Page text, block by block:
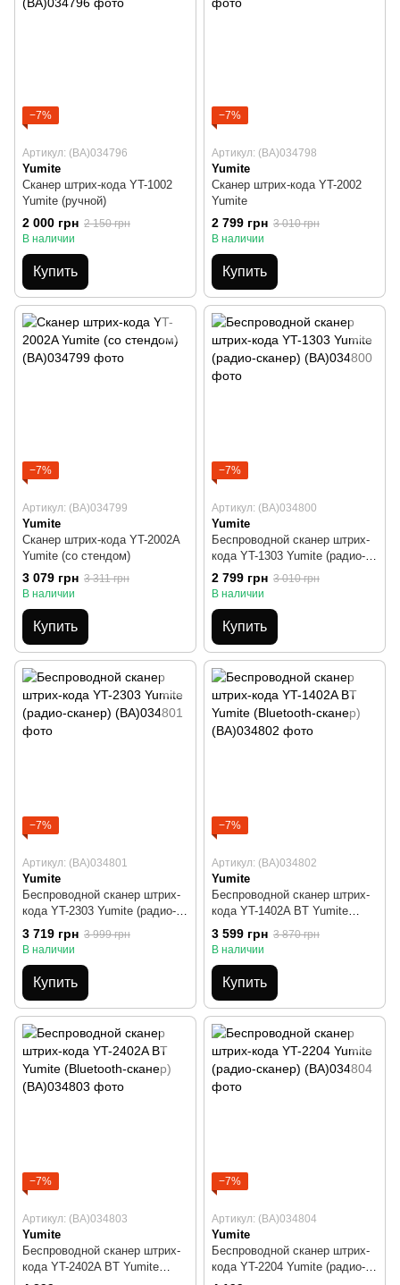
−7%
Артикул: (BA)034796
Yumite
Сканер штрих-кода YT-1002
Yumite (ручной)
2 000 грн 2 150 грн
В наличии
Купить
−7%
Артикул: (BA)034798
Yumite
Сканер штрих-кода YT-2002
Yumite
2 799 грн 3 010 грн
В наличии
Купить
−7%
Артикул: (BA)034799
Yumite
Сканер штрих-кода YT-2002A
Yumite (со стендом)
3 079 грн 3 311 грн
В наличии
Купить
−7%
Артикул: (BA)034800
Yumite
Беспроводной cканер штрих-
кода YT-1303 Yumite (радио-
сканер)
2 799 грн 3 010 грн
В наличии
Купить
−7%
Артикул: (BA)034801
Yumite
Беспроводной cканер штрих-
кода YT-2303 Yumite (радио-
сканер)
3 719 грн 3 999 грн
В наличии
Купить
−7%
Артикул: (BA)034802
Yumite
Беспроводной cканер штрих-
кода YT-1402A BT Yumite
(Bluetooth-сканер)
3 599 грн 3 870 грн
В наличии
Купить
−7%
Артикул: (BA)034803
Yumite
Беспроводной cканер штрих-
кода YT-2402A BT Yumite
−7%
Артикул: (BA)034804
Yumite
Беспроводной cканер штрих-
кода YT-2204 Yumite (радио-